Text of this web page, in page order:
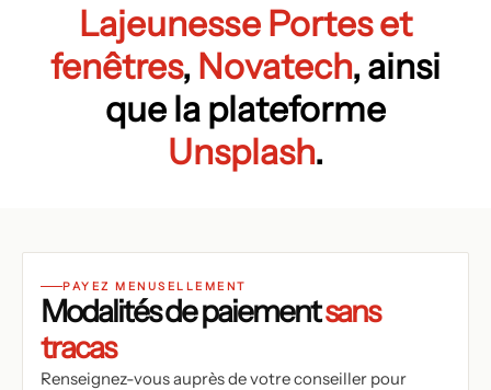
Lajeunesse Portes et
fenêtres, Novatech, ainsi
que la plateforme
Unsplash.
PAYEZ MENUSELLEMENT
Modalités de paiementsans
tracas
Renseignez-vous auprès de votre conseiller pour